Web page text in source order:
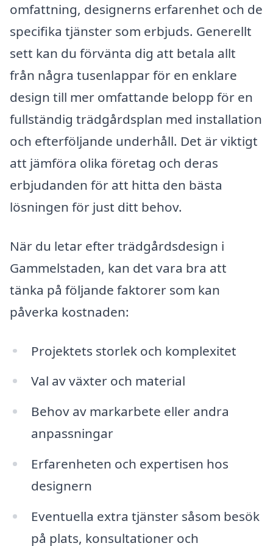
omfattning, designerns erfarenhet och de
specifika tjänster som erbjuds. Generellt
sett kan du förvänta dig att betala allt
från några tusenlappar för en enklare
design till mer omfattande belopp för en
fullständig trädgårdsplan med installation
och efterföljande underhåll. Det är viktigt
att jämföra olika företag och deras
erbjudanden för att hitta den bästa
lösningen för just ditt behov.
När du letar efter trädgårdsdesign i
Gammelstaden, kan det vara bra att
tänka på följande faktorer som kan
påverka kostnaden:
Projektets storlek och komplexitet
Val av växter och material
Behov av markarbete eller andra
anpassningar
Erfarenheten och expertisen hos
designern
Eventuella extra tjänster såsom besök
på plats, konsultationer och